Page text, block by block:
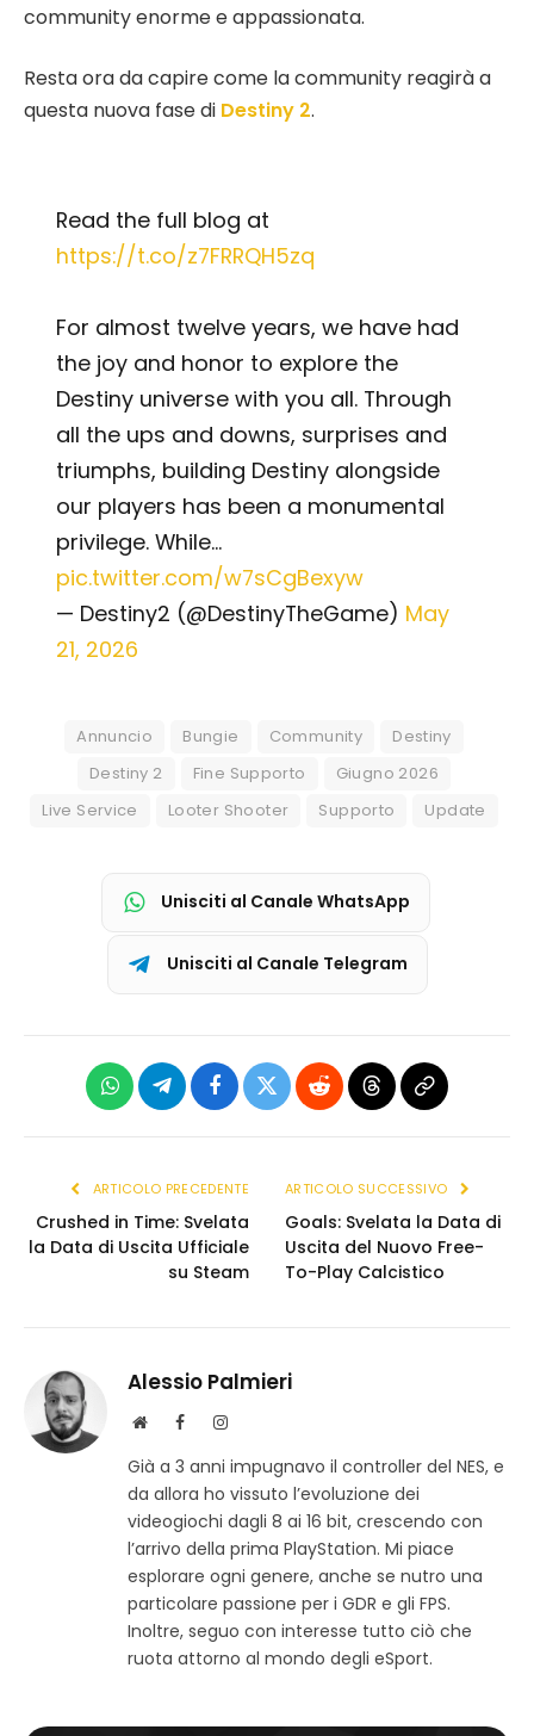
community enorme e appassionata.
Resta ora da capire come la community reagirà a
questa nuova fase di Destiny 2.
Read the full blog at
https://t.co/z7FRRQH5zq
For almost twelve years, we have had
the joy and honor to explore the
Destiny universe with you all. Through
all the ups and downs, surprises and
triumphs, building Destiny alongside
our players has been a monumental
privilege. While…
pic.twitter.com/w7sCgBexyw
— Destiny2 (@DestinyTheGame) May
21, 2026
Annuncio Bungie Community
Destiny
Destiny 2
Fine Supporto
Giugno 2026
Live Service
Looter Shooter Supporto Update
Unisciti al Canale WhatsApp
Unisciti al Canale Telegram
WhatsAppTelegramFacebook
X
RedditThreadsCopia
ARTICOLO PRECEDENTE
Crushed in Time: Svelata
la Data di Uscita Ufficiale
su Steam
ARTICOLO SUCCESSIVO
Goals: Svelata la Data di
Uscita del Nuovo Free-
To-Play Calcistico
Alessio Palmieri
S
t
o
w
F
c
e
b
k
I
s
t
a
r
a
m
Già a 3 anni impugnavo il controller del NES, e
da allora ho vissuto l’evoluzione dei
videogiochi dagli 8 ai 16 bit, crescendo con
l’arrivo della prima PlayStation. Mi piace
esplorare ogni genere, anche se nutro una
particolare passione per i GDR e gli FPS.
Inoltre, seguo con interesse tutto ciò che
ruota attorno al mondo degli eSport.